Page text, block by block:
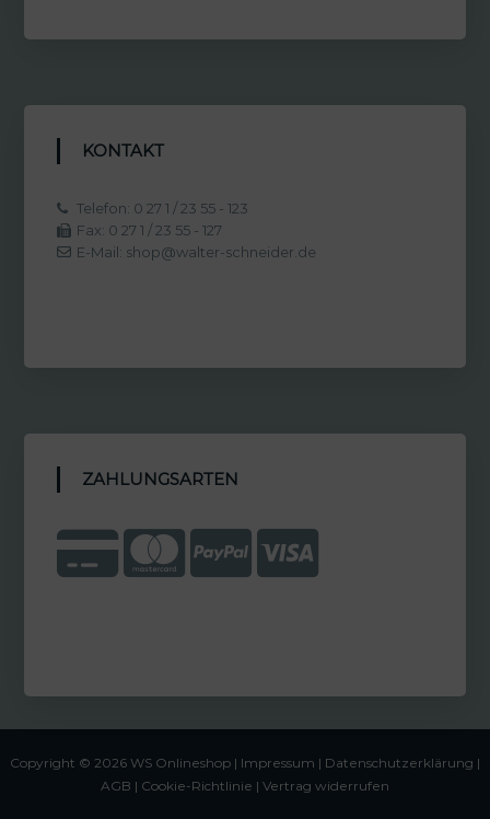
KONTAKT
Telefon: 0 27 1 / 23 55 - 123
Fax: 0 27 1 / 23 55 - 127
E-Mail: shop@walter-schneider.de
ZAHLUNGSARTEN
Copyright © 2026 WS Onlineshop | Impressum | Datenschutzerklärung |
AGB | Cookie-Richtlinie | Vertrag widerrufen